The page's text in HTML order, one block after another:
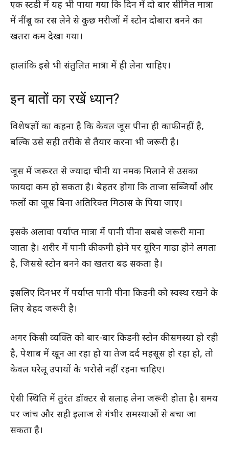
एक स्टडी में यह भी पाया गया कि दिन में दो बार सीमित मात्रा
में नींबू का रस लेने से कुछ मरीजों में स्टोन दोबारा बनने का
खतरा कम देखा गया।
हालांकि इसे भी संतुलित मात्रा में ही लेना चाहिए।
इन बातों का रखें ध्यान?
विशेषज्ञों का कहना है कि केवल जूस पीना ही काफी नहीं है,
बल्कि उसे सही तरीके से तैयार करना भी जरूरी है।
जूस में जरूरत से ज्यादा चीनी या नमक मिलाने से उसका
फायदा कम हो सकता है। बेहतर होगा कि ताजा सब्जियों और
फलों का जूस बिना अतिरिक्त मिठास के पिया जाए।
इसके अलावा पर्याप्त मात्रा में पानी पीना सबसे जरूरी माना
जाता है। शरीर में पानी की कमी होने पर यूरिन गाढ़ा होने लगता
है, जिससे स्टोन बनने का खतरा बढ़ सकता है।
इसलिए दिनभर में पर्याप्त पानी पीना किडनी को स्वस्थ रखने के
लिए बेहद जरूरी है।
अगर किसी व्यक्ति को बार-बार किडनी स्टोन की समस्या हो रही
है, पेशाब में खून आ रहा हो या तेज दर्द महसूस हो रहा हो, तो
केवल घरेलू उपायों के भरोसे नहीं रहना चाहिए।
ऐसी स्थिति में तुरंत डॉक्टर से सलाह लेना जरूरी होता है। समय
पर जांच और सही इलाज से गंभीर समस्याओं से बचा जा
सकता है।